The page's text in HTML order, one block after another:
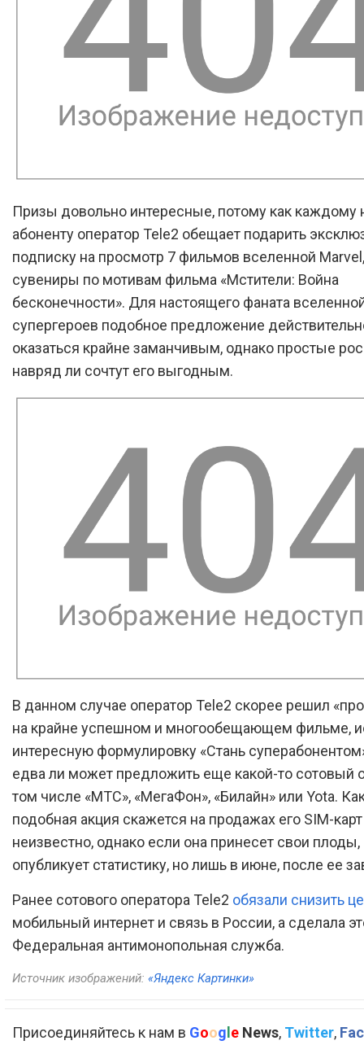
Призы довольно интересные, потому как каждому
абоненту оператор Tele2 обещает подарить
подписку на просмотр 7 фильмов вселенной
сувениры по мотивам фильма «Мстители: Война
бесконечности». Для настоящего фаната
супергероев подобное предложение
оказаться крайне заманчивым, однако простые
навряд ли сочтут его выгодным.
В данном случае оператор Tele2 скорее решил
на крайне успешном и многообещающем фильме,
интересную формулировку «Стань
едва ли может предложить еще какой-то сотовый
том числе «МТС», «МегаФон», «Билайн» или Yota.
подобная акция скажется на продажах его SIM-
неизвестно, однако если она принесет свои плоды,
опубликует статистику, но лишь в июне, после ее
Ранее сотового оператора Tele2 обязали снизить
мобильный интернет и связь в России, а сделала
Федеральная антимонопольная служба.
Источник изображений: «Яндекс Картинки»
Присоединяйтесь к нам в Goog e News, Twitter,